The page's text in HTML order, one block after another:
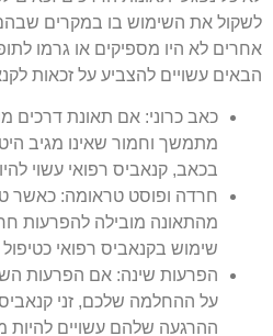
את השימוש בו במקרים שבהם
לא היו מספיקים או גרמו
עשויים להצביע על זכאות
כאב כרוני:אם תאונת דרכים
מתמשך וחמור שאינו מגיב
בכאב, קנאביס רפואי עשוי
חרדה ופוסט טראומה:כאשר
שימוש בקנאביס רפואי כטיפול
הפרעות שינה:אם הפרעות
על ההחלמה שלכם, זני קנאביס
ההרגעה שלהם עשויים להיות